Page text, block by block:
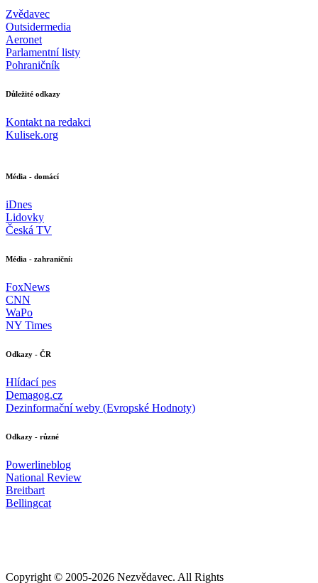
Zvědavec
Outsidermedia
Aeronet
Parlamentní listy
Pohraničník
Důležité odkazy
Kontakt na redakci
Kulisek.org
Média - domácí
iDnes
Lidovky
Česká TV
Média - zahraniční:
FoxNews
CNN
WaPo
NY Times
Odkazy - ČR
Hlídací pes
Demagog.cz
Dezinformační weby (Evropské Hodnoty)
Odkazy - různé
Powerlineblog
National Review
Breitbart
Bellingcat
Copyright © 2005-2026 Nezvědavec. All Rights